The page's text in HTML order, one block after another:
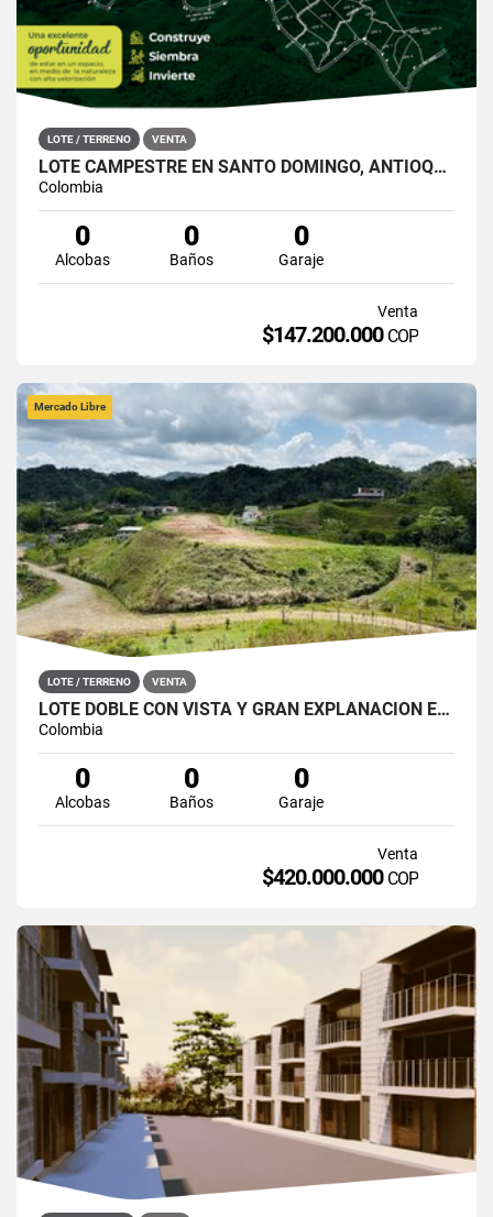
LOTE / TERRENO VENTA
LOTE CAMPESTRE EN SANTO DOMINGO, ANTIOQUIA – TERRA VIVA
Colombia
0
Alcobas
0
Baños
0
Garaje
Venta
$147.200.000 COP
Mercado Libre
LOTE / TERRENO VENTA
LOTE DOBLE CON VISTA Y GRAN EXPLANACIÓN EN VILLA LAURA, SAN ROQUE
Colombia
0
Alcobas
0
Baños
0
Garaje
Venta
$420.000.000 COP